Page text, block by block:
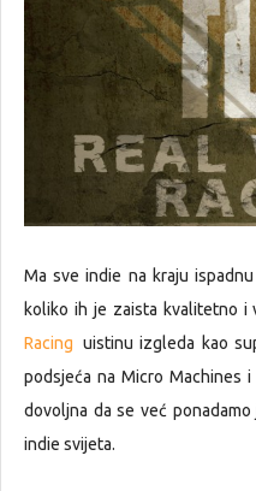
Ma sve indie na kraju
koliko ih je zaista kvalitetno i
Racing uistinu izgleda kao
podsjeća na Micro Machines
dovoljna da se već
indie svijeta.